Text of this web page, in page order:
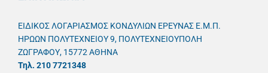
ΕΙΔΙΚΟΣ ΛΟΓΑΡΙΑΣΜΟΣ ΚΟΝΔΥΛΙΩΝ ΕΡΕΥΝΑΣ Ε.Μ.Π.
ΗΡΩΩΝ ΠΟΛΥΤΕΧΝΕΙΟΥ 9, ΠΟΛΥΤΕΧΝΕΙΟΥΠΟΛΗ
ΖΩΓΡΑΦΟΥ, 15772 ΑΘΗΝΑ
Τηλ. 210 7721348